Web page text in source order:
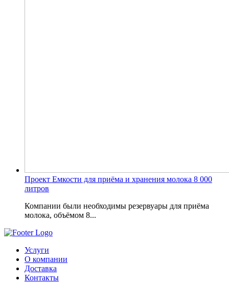
Проект Емкости для приёма и хранения молока 8 000
литров
Компании были необходимы резервуары для приёма
молока, объёмом 8...
Услуги
О компании
Доставка
Контакты